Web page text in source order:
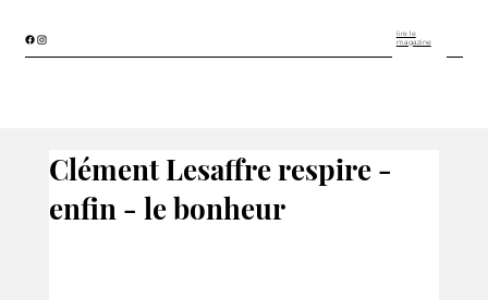
lire le
magazine
Clément Lesaffre respire -
enfin - le bonheur